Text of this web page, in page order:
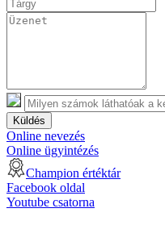
Küldés
Online nevezés
Online ügyintézés
Champion értéktár
Facebook oldal
Youtube csatorna